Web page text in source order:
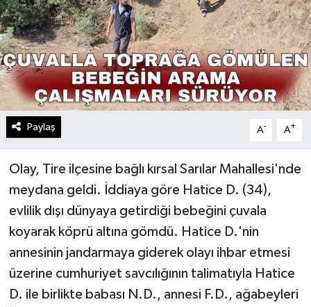
Paylaş A- A+
Olay, Tire ilçesine bağlı kırsal Sarılar Mahallesi'nde
meydana geldi. İddiaya göre Hatice D. (34),
evlilik dışı dünyaya getirdiği bebeğini çuvala
koyarak köprü altına gömdü. Hatice D.'nin
annesinin jandarmaya giderek olayı ihbar etmesi
üzerine cumhuriyet savcılığının talimatıyla Hatice
D. ile birlikte babası N.D., annesi F.D., ağabeyleri